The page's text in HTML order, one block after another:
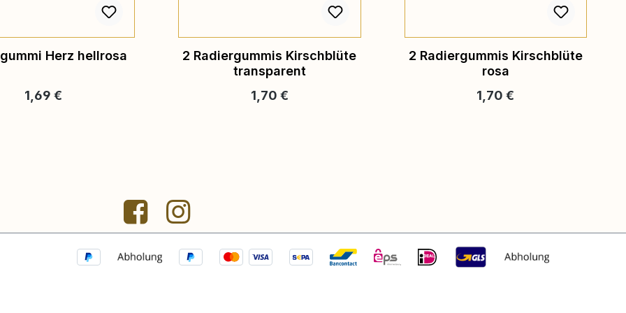
Herz hellrosa
Regulärer Preis:
1,69 €
2 Radiergummis Kirschblüte
transparent
Regulärer Preis:
1,70 €
2 Radiergummis Kirschblüte
rosa
Regulärer Preis:
1,70 €